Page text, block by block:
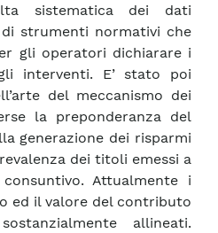
sistematica dei dati
di strumenti normativi che
gli operatori dichiarare i
interventi. E’ stato poi
del meccanismo dei
la preponderanza del
generazione dei risparmi
dei titoli emessi a
Attualmente i
ed il valore del contributo
allineati.